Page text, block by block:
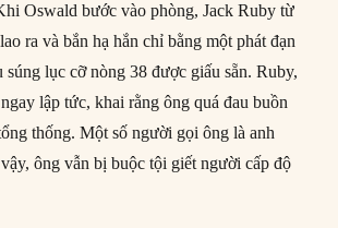
Oswald bước vào phòng, Jack Ruby từ
ra và bắn hạ hắn chỉ bằng một phát đạn
súng lục cỡ nòng 38 được giấu sẵn. Ruby,
lập tức, khai rằng ông quá đau buồn
thống. Một số người gọi ông là anh
ông vẫn bị buộc tội giết người cấp độ